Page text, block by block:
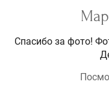
Спасибо за фото!